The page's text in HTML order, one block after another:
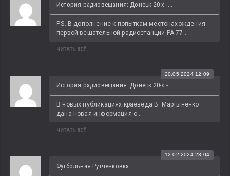
История радиовещания: Донецк 20-х -...
P.S. В дополнение к попыткам местонахождения
первой вещательной радиостанции РА-77...
ЧИТАТЬ ВСЁ...
История радиовещания: Донецк 20-х -...
20.05.2024 12:09
В новых публикациях краеведа В. Мартыненко
дана новая информация о...
ЧИТАТЬ ВСЁ...
Футбольная Рутченковка...
12.02.2024 23:04